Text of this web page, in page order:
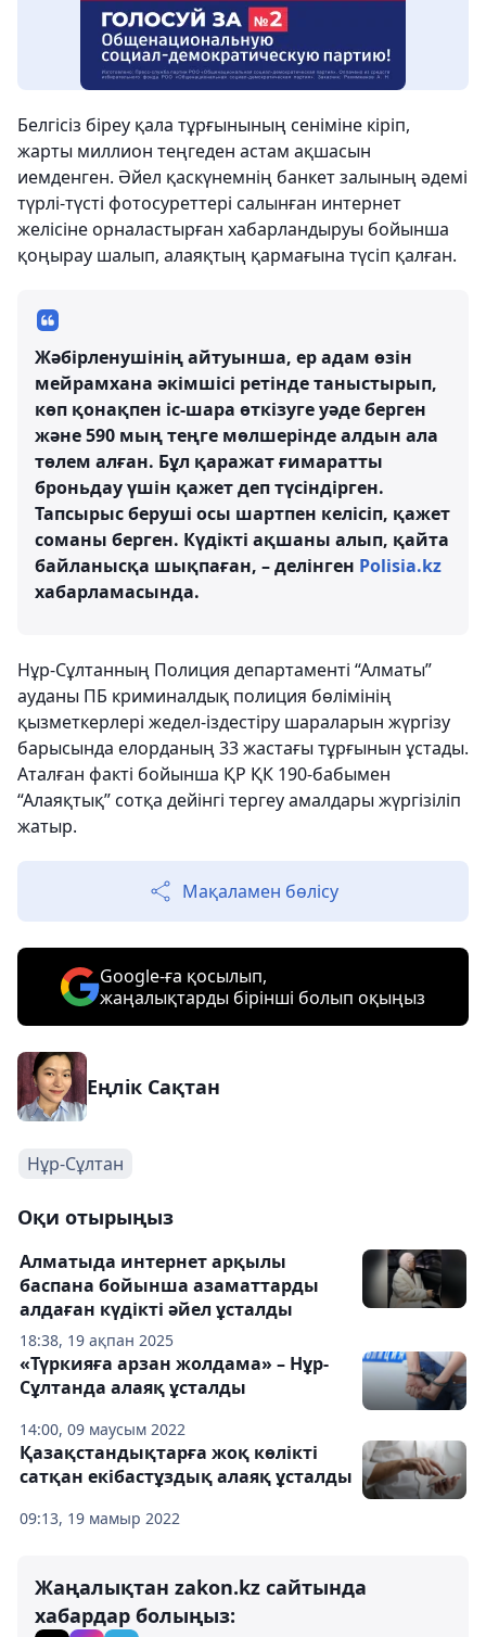
Белгісіз біреу қала тұрғынының сеніміне кіріп,
жарты миллион теңгеден астам ақшасын
иемденген. Әйел қаскүнемнің банкет залының әдемі
түрлі-түсті фотосуреттері салынған интернет
желісіне орналастырған хабарландыруы бойынша
қоңырау шалып, алаяқтың қармағына түсіп қалған.
Жәбірленушінің айтуынша, ер адам өзін
мейрамхана әкімшісі ретінде таныстырып,
көп қонақпен іс-шара өткізуге уәде берген
және 590 мың теңге мөлшерінде алдын ала
төлем алған. Бұл қаражат ғимаратты
броньдау үшін қажет деп түсіндірген.
Тапсырыс беруші осы шартпен келісіп, қажет
соманы берген. Күдікті ақшаны алып, қайта
байланысқа шықпаған, – делінген Polisia.kz
хабарламасында.
Нұр-Сұлтанның Полиция департаменті “Алматы”
ауданы ПБ криминалдық полиция бөлімінің
қызметкерлері жедел-іздестіру шараларын жүргізу
барысында елорданың 33 жастағы тұрғынын ұстады.
Аталған факті бойынша ҚР ҚК 190-бабымен
“Алаяқтық” сотқа дейінгі тергеу амалдары жүргізіліп
жатыр.
Мақаламен бөлісу
Google-ға қосылып,
жаңалықтарды бірінші болып оқыңыз
Еңлік Сақтан
Нұр-Сұлтан
Оқи отырыңыз
18:38, 19 ақпан 2025
Алматыда интернет арқылы
баспана бойынша азаматтарды
алдаған күдікті әйел ұсталды
14:00, 09 маусым 2022
«Түркияға арзан жолдама» – Нұр-
Сұлтанда алаяқ ұсталды
09:13, 19 мамыр 2022
Қазақстандықтарға жоқ көлікті
сатқан екібастұздық алаяқ ұсталды
Жаңалықтан zakon.kz сайтында
хабардар болыңыз: